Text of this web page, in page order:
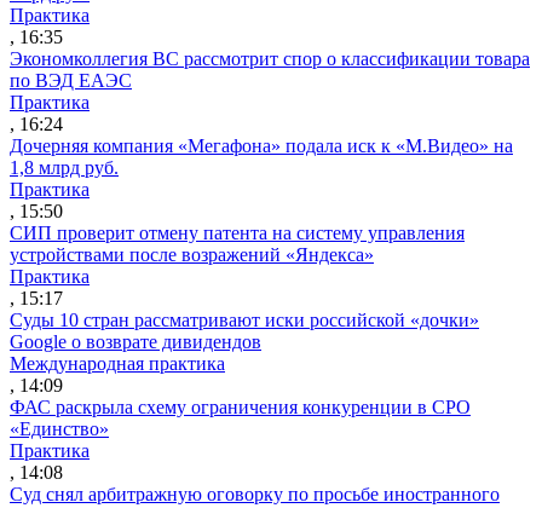
Практика
, 16:35
Экономколлегия ВС рассмотрит спор о классификации товара
по ВЭД ЕАЭС
Практика
, 16:24
Дочерняя компания «Мегафона» подала иск к «М.Видео» на
1,8 млрд руб.
Практика
, 15:50
СИП проверит отмену патента на систему управления
устройствами после возражений «Яндекса»
Практика
, 15:17
Суды 10 стран рассматривают иски российской «дочки»
Google о возврате дивидендов
Международная практика
, 14:09
ФАС раскрыла схему ограничения конкуренции в СРО
«Единство»
Практика
, 14:08
Суд снял арбитражную оговорку по просьбе иностранного